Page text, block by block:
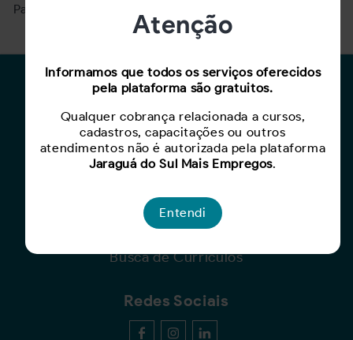
Para ver mais, acesse a página
Para Candidatos
Busca de Oportunidades
Cadastro de Currículo
Capacite-se
Para Empresas
Busca de Currículos
Redes Sociais
Atenção
Informamos que todos os serviços oferecidos
pela plataforma são gratuitos.
Qualquer cobrança relacionada a cursos,
cadastros, capacitações ou outros
atendimentos não é autorizada pela plataforma
Jaraguá do Sul Mais Empregos.
Entendi